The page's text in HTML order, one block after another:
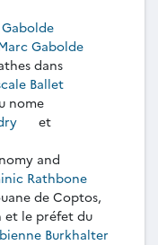
Gabolde
dans
Ballet
nome
et
and
Rathbone
de Coptos,
et le préfet du
Burkhalter